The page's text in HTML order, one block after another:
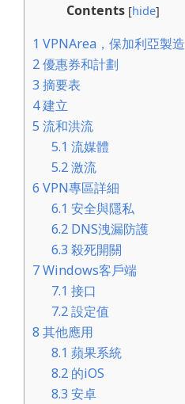
Contents [hide]
1 VPNArea，保加利亞製造
2優惠券和計劃
3 摘要表
4建立
5 流和洪流
5.1 流媒體
5.2激流
6 VPN專區詳細
6.1 安全與隱私
6.2 DNS洩漏防護
6.3 殺死開關
7Windows客戶端
7.1 接口
7.2設定值
8 其他應用
8.1 蘋果系統
8.2 的iOS
8.3 安卓